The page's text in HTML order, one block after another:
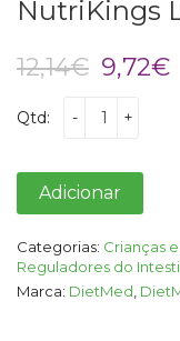
NutriKings
12,14€ O
original
9,72€O
Qtd: - +
Adicionar
Categorias: Crianças
Reguladores do
Marca: DietMed